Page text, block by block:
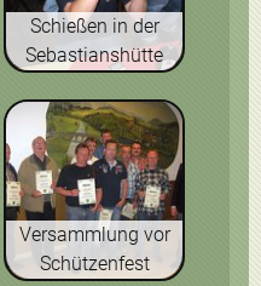
Schießen in der
Sebastianshütte
Versammlung vor
Schützenfest